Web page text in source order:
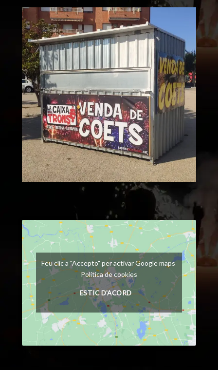
Feu clic a "Accepto" per activar Google maps
Política de cookies
ESTIC D'ACORD